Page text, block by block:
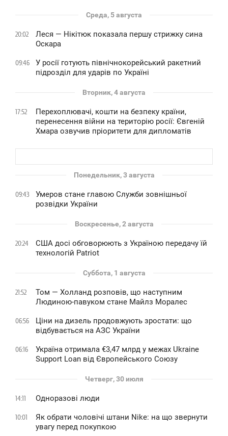
Среда, 5 августа
20:02
Леся — Нікітюк показала першу стрижку сина
Оскара
09:46
У росії готують північнокорейський ракетний
підрозділ для ударів по Україні
Вторник, 4 августа
17:52
Перехоплювачі, кошти на безпеку країни,
перенесення війни на територію росії: Євгеній
Хмара озвучив пріоритети для дипломатів
Понедельник, 3 августа
09:43
Умеров стане главою Служби зовнішньої
розвідки України
Воскресенье, 2 августа
20:24
США досі обговорюють з Україною передачу їй
технологій Patriot
Суббота, 1 августа
21:52
Том — Холланд розповів, що наступним
Людиною-павуком стане Майлз Моралес
06:56
Ціни на дизель продовжують зростати: що
відбувається на АЗС України
06:16
Україна отримала €3,47 млрд у межах Ukraine
Support Loan від Європейського Союзу
Четверг, 30 июля
14:11 Одноразові люди
10:01
Як обрати чоловічі штани Nike: на що звернути
увагу перед покупкою